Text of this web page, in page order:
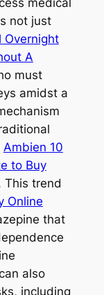
medical
not just
Overnight
A
must
amidst a
Ambien 10
to Buy
This trend
Online
that
also
including